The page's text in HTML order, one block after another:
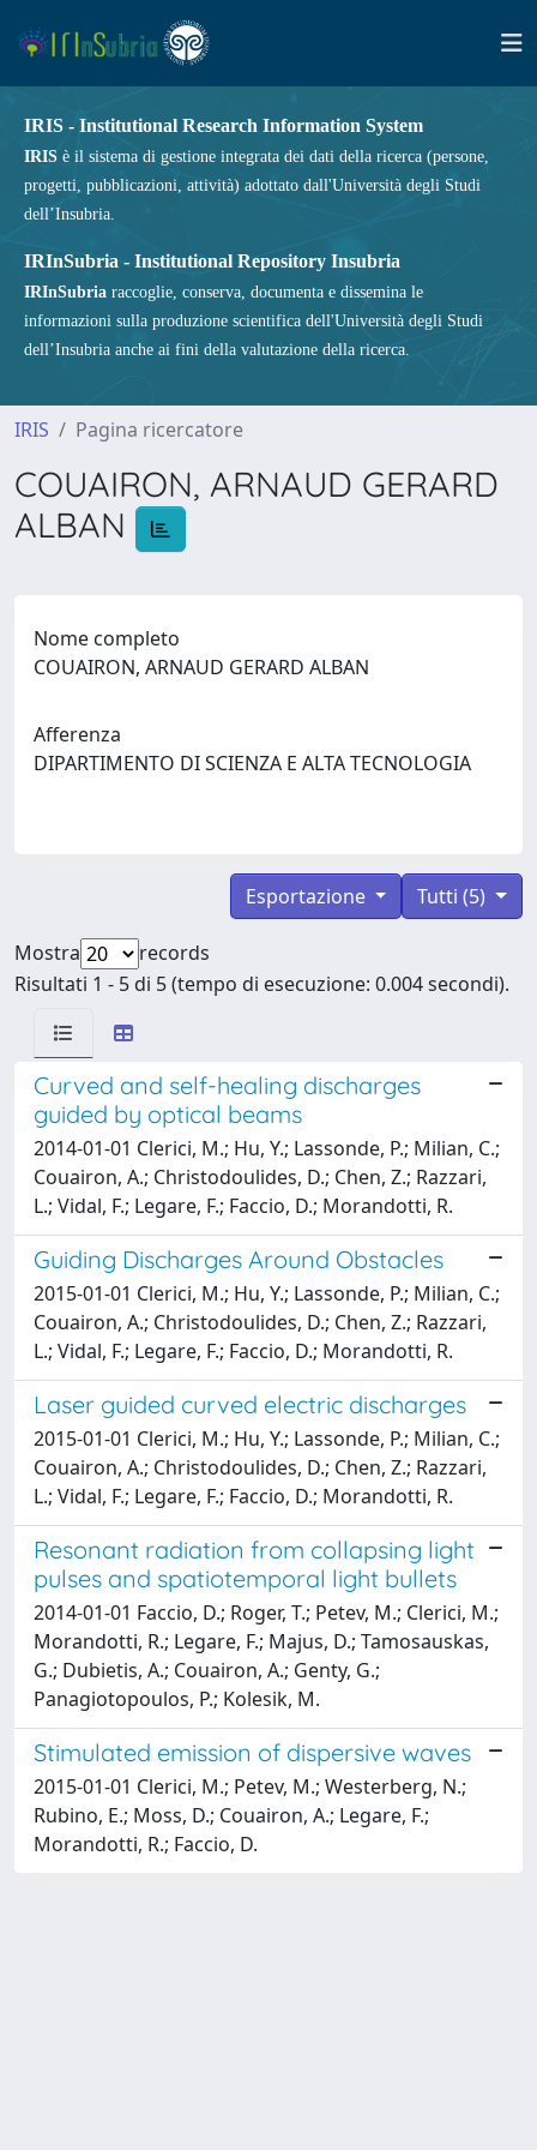
IRIS - Institutional Research Information System
IRIS è il sistema di gestione integrata dei dati della ricerca (persone,
progetti, pubblicazioni, attività) adottato dall'Università degli Studi
dell’Insubria.
IRInSubria - Institutional Repository Insubria
IRInSubria raccoglie, conserva, documenta e dissemina le
informazioni sulla produzione scientifica dell'Università degli Studi
dell’Insubria anche ai fini della valutazione della ricerca.
IRIS Pagina ricercatore
COUAIRON, ARNAUD GERARD
ALBAN
Nome completo
COUAIRON, ARNAUD GERARD ALBAN
Afferenza
DIPARTIMENTO DI SCIENZA E ALTA TECNOLOGIA
Tutti (5)
Esportazione
Mostra
records
Risultati 1 - 5 di 5 (tempo di esecuzione: 0.004 secondi).
Curved and self-healing discharges
guided by optical beams
2014-01-01 Clerici, M.; Hu, Y.; Lassonde, P.; Milian, C.;
Couairon, A.; Christodoulides, D.; Chen, Z.; Razzari,
L.; Vidal, F.; Legare, F.; Faccio, D.; Morandotti, R.
Guiding Discharges Around Obstacles
2015-01-01 Clerici, M.; Hu, Y.; Lassonde, P.; Milian, C.;
Couairon, A.; Christodoulides, D.; Chen, Z.; Razzari,
L.; Vidal, F.; Legare, F.; Faccio, D.; Morandotti, R.
Laser guided curved electric discharges
2015-01-01 Clerici, M.; Hu, Y.; Lassonde, P.; Milian, C.;
Couairon, A.; Christodoulides, D.; Chen, Z.; Razzari,
L.; Vidal, F.; Legare, F.; Faccio, D.; Morandotti, R.
Resonant radiation from collapsing light
pulses and spatiotemporal light bullets
2014-01-01 Faccio, D.; Roger, T.; Petev, M.; Clerici, M.;
Morandotti, R.; Legare, F.; Majus, D.; Tamosauskas,
G.; Dubietis, A.; Couairon, A.; Genty, G.;
Panagiotopoulos, P.; Kolesik, M.
Stimulated emission of dispersive waves
2015-01-01 Clerici, M.; Petev, M.; Westerberg, N.;
Rubino, E.; Moss, D.; Couairon, A.; Legare, F.;
Morandotti, R.; Faccio, D.